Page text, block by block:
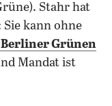
Stahr hat
kann ohne
Grünen
Mandat ist